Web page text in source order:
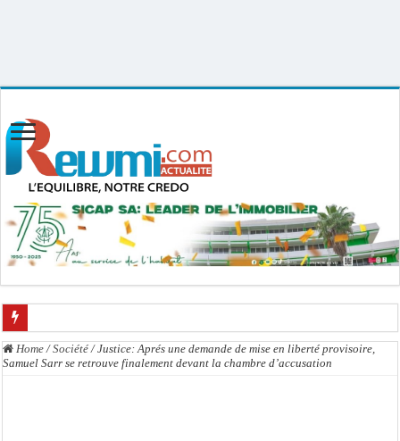
Kamb : L’Inspecteur de la jeunesse et des sports Guéladio Ba octroie un
Home / Société / Justice: Aprés une demande de mise en liberté provisoire,
Samuel Sarr se retrouve finalement devant la chambre d’accusation